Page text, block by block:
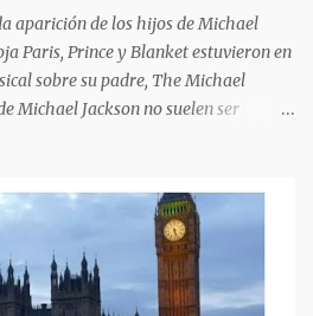
y una obra artística que se dete...
aparición de los hijos de Michael
Paris, Prince y Blanket estuvieron en
sobre su padre, The Michael
Michael Jackson no suelen ser
de controversias. Los tres - Paris,
en la función de avant
en Broadway. Además, fiel a estos
sus preparativos en sus
Blanket , en cambio, no participó